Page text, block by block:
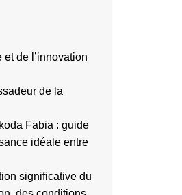
et de l’innovation
de la
Fabia : guide
idéale entre
significative du